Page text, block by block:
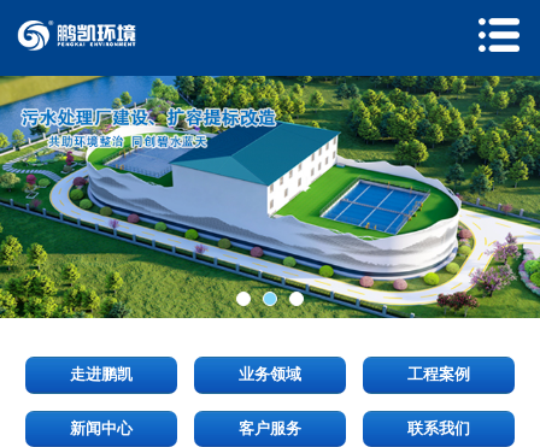
走进鹏凯 业务领域 工程案例
新闻中心 客户服务 联系我们